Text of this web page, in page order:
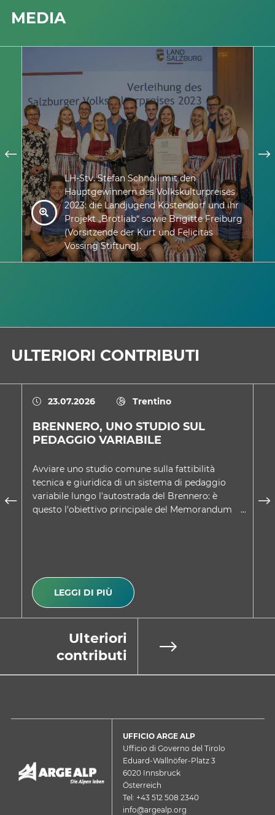
MEDIA
LH-Stv. Stefan Schnöll mit den
Hauptgewinnern des Volkskulturpreises
2023: die Landjugend Köstendorf und ihr
Projekt „Brotliab“ sowie Brigitte Freiburg
(Vorsitzende der Kurt und Felicitas
Vössing Stiftung).
ULTERIORI CONTRIBUTI
23.07.2026 Trentino
BRENNERO, UNO STUDIO SUL
PEDAGGIO VARIABILE
Avviare uno studio comune sulla fattibilità
tecnica e giuridica di un sistema di pedaggio
variabile lungo l'autostrada del Brennero: è
questo l'obiettivo principale del Memorandum
LEGGI DI PIÙ
Ulteriori
contributi
UFFICIO ARGE ALP
Ufficio di Governo del Tirolo
Eduard-Wallnöfer-Platz 3
6020 Innsbruck
Österreich
Tel: +43 512 508 2340
info@argealp.org